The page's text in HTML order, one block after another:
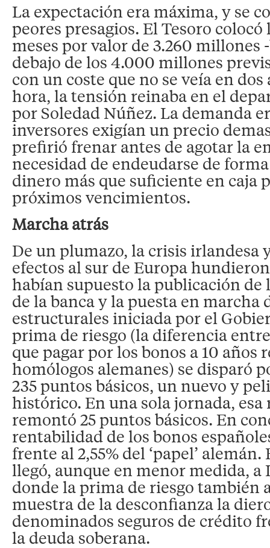
La expectación era máxima, y se
peores presagios. El Tesoro colocó
meses por valor de 3.260 millones
debajo de los 4.000 millones
con un coste que no se veía en
hora, la tensión reinaba en el
por Soledad Núñez. La demanda
inversores exigían un precio
prefirió frenar antes de agotar la
necesidad de endeudarse de
dinero más que suficiente en caja
próximos vencimientos.
Marcha atrás
De un plumazo, la crisis irlandesa
efectos al sur de Europa
habían supuesto la publicación de
de la banca y la puesta en marcha
estructurales iniciada por el
prima de riesgo (la diferencia
que pagar por los bonos a 10 años
homólogos alemanes) se disparó
235 puntos básicos, un nuevo y
histórico. En una sola jornada, esa
remontó 25 puntos básicos. En
rentabilidad de los bonos
frente al 2,55% del ‘papel’
llegó, aunque en menor medida,
donde la prima de riesgo también
muestra de la desconfianza la
denominados seguros de crédito
la deuda soberana.